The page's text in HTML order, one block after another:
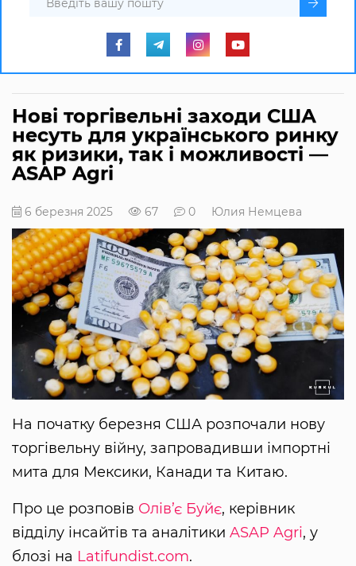
Нові торгівельні заходи США
несуть для українського ринку
як ризики, так і можливості —
ASAP Agri
6 березня 2025 67 0 Юлия Немцева
На початку березня США розпочали нову
торгівельну війну, запровадивши імпортні
мита для Мексики, Канади та Китаю.
Про це розповів Олів’є Буйє, керівник
відділу інсайтів та аналітики ASAP Agri, у
блозі на Latifundist.com.